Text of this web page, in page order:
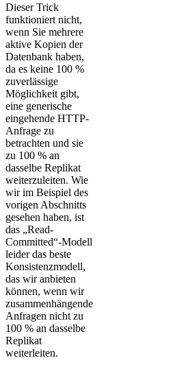
Dieser Trick
funktioniert nicht,
wenn Sie mehrere
aktive Kopien der
Datenbank haben,
da es keine 100 %
zuverlässige
Möglichkeit gibt,
eine generische
eingehende HTTP-
Anfrage zu
betrachten und sie
zu 100 % an
dasselbe Replikat
weiterzuleiten. Wie
wir im Beispiel des
vorigen Abschnitts
gesehen haben, ist
das „Read-
Committed“-Modell
leider das beste
Konsistenzmodell,
das wir anbieten
können, wenn wir
zusammenhängende
Anfragen nicht zu
100 % an dasselbe
Replikat
weiterleiten.